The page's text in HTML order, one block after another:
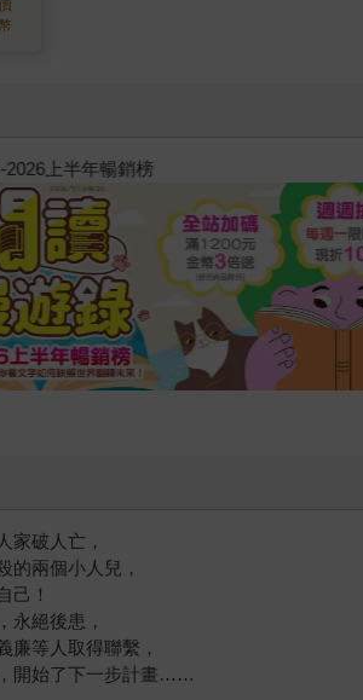
你好，我吃一點〉第二波
家破人亡，
的兩個小人兒，
己！
永絕後患，
廉等人取得聯繫，
開始了下一步計畫……